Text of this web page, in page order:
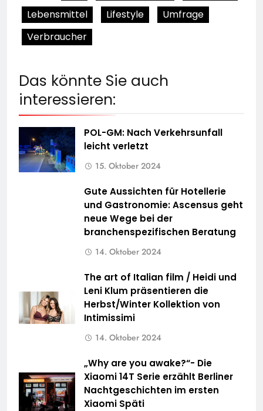
Lebensmittel
Lifestyle
Umfrage
Verbraucher
Das könnte Sie auch
interessieren:
POL-GM: Nach Verkehrsunfall
leicht verletzt
15. Oktober 2024
Gute Aussichten für Hotellerie
und Gastronomie: Ascensus geht
neue Wege bei der
branchenspezifischen Beratung
14. Oktober 2024
The art of Italian film / Heidi und
Leni Klum präsentieren die
Herbst/Winter Kollektion von
Intimissimi
14. Oktober 2024
„Why are you awake?“- Die
Xiaomi 14T Serie erzählt Berliner
Nachtgeschichten im ersten
Xiaomi Späti